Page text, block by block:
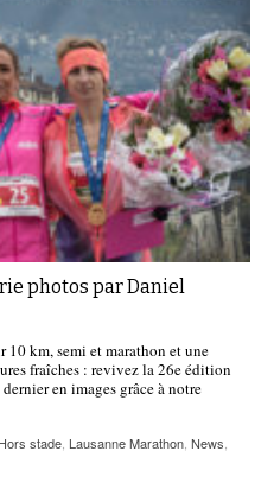
photos par Daniel
10 km, semi et marathon et une
fraîches : revivez la 26e édition
en images grâce à notre
Hors stade Lausanne Marathon News